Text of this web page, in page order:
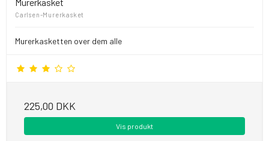
Carlsen-Murerkasket
Murerkasketten over dem alle
225,00 DKK
Vis produkt